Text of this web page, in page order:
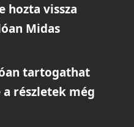
hozta vissza
Midas
tartogathat
részletek még